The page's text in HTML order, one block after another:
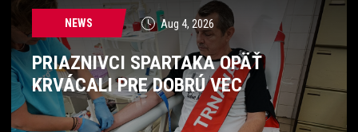
NEWS Aug 4, 2026
PRIAZNIVCI SPARTAKA OPÄŤ
KRVÁCALI PRE DOBRÚ VEC